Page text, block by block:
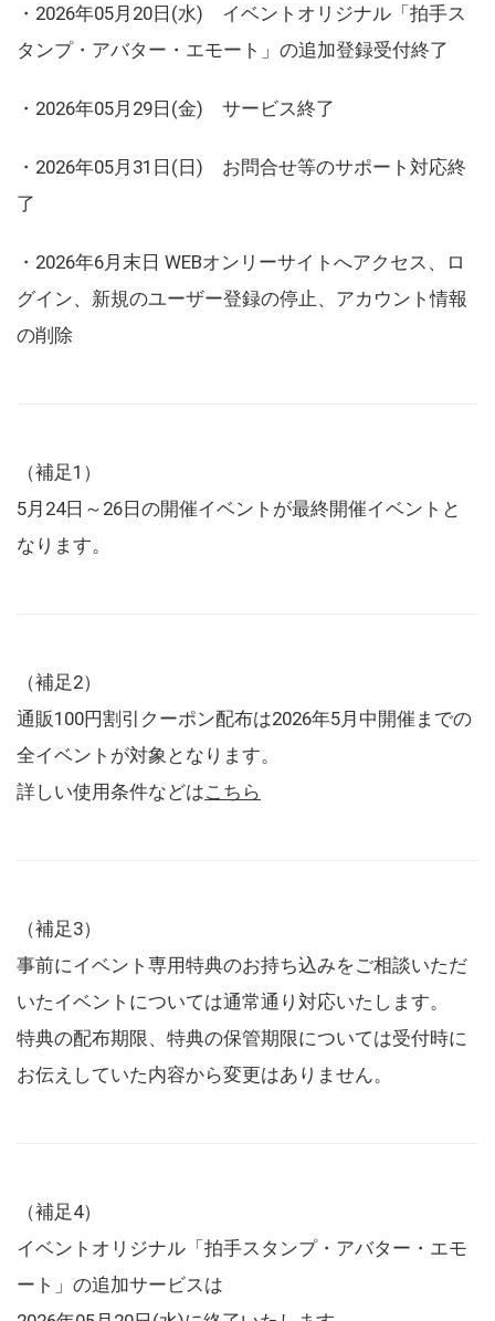
・2026年05月20日(水) イベントオリジナル「拍手ス
タンプ・アバター・エモート」の追加登録受付終了
・2026年05月29日(金) サービス終了
・2026年05月31日(日) お問合せ等のサポート対応終
了
・2026年6月末日 WEBオンリーサイトへアクセス、ロ
グイン、新規のユーザー登録の停止、アカウント情報
の削除
（補足1）
5月24日～26日の開催イベントが最終開催イベントと
なります。
（補足2）
通販100円割引クーポン配布は2026年5月中開催までの
全イベントが対象となります。
詳しい使用条件などはこちら
（補足3）
事前にイベント専用特典のお持ち込みをご相談いただ
いたイベントについては通常通り対応いたします。
特典の配布期限、特典の保管期限については受付時に
お伝えしていた内容から変更はありません。
（補足4）
イベントオリジナル「拍手スタンプ・アバター・エモ
ート」の追加サービスは